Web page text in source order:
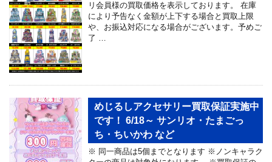
リ会員様の買取価格を表示しております。 在庫
により予告なく金額が上下する場合と買取上限
や、お振込対応になる場合がございます。予めご
了 …
めじるしアクセサリー買取保証実施中
です！ 6/18～ サンリオ・たまごっ
ち・ちいかわ など
※ 同一商品は5個までとなります ※ノンキャラク